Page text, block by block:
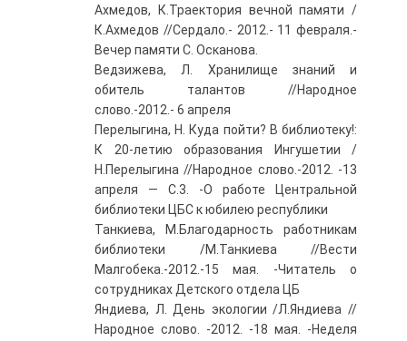
Ахмедов, К.Траектория вечной памяти /
К.Ахмедов //Сердало.- 2012.- 11 февраля.-
Вечер памяти С. Осканова.
Ведзижева, Л. Хранилище знаний и
обитель талантов //Народное
слово.-2012.- 6 апреля
Перелыгина, Н. Куда пойти? В библиотеку!:
К 20-летию образования Ингушетии /
Н.Перелыгина //Народное слово.-2012. -13
апреля — С.3. -О работе Центральной
библиотеки ЦБС к юбилею республики
Танкиева, М.Благодарность работникам
библиотеки /М.Танкиева //Вести
Малгобека.-2012.-15 мая. -Читатель о
сотрудниках Детского отдела ЦБ
Яндиева, Л. День экологии /Л.Яндиева //
Народное слово. -2012. -18 мая. -Неделя